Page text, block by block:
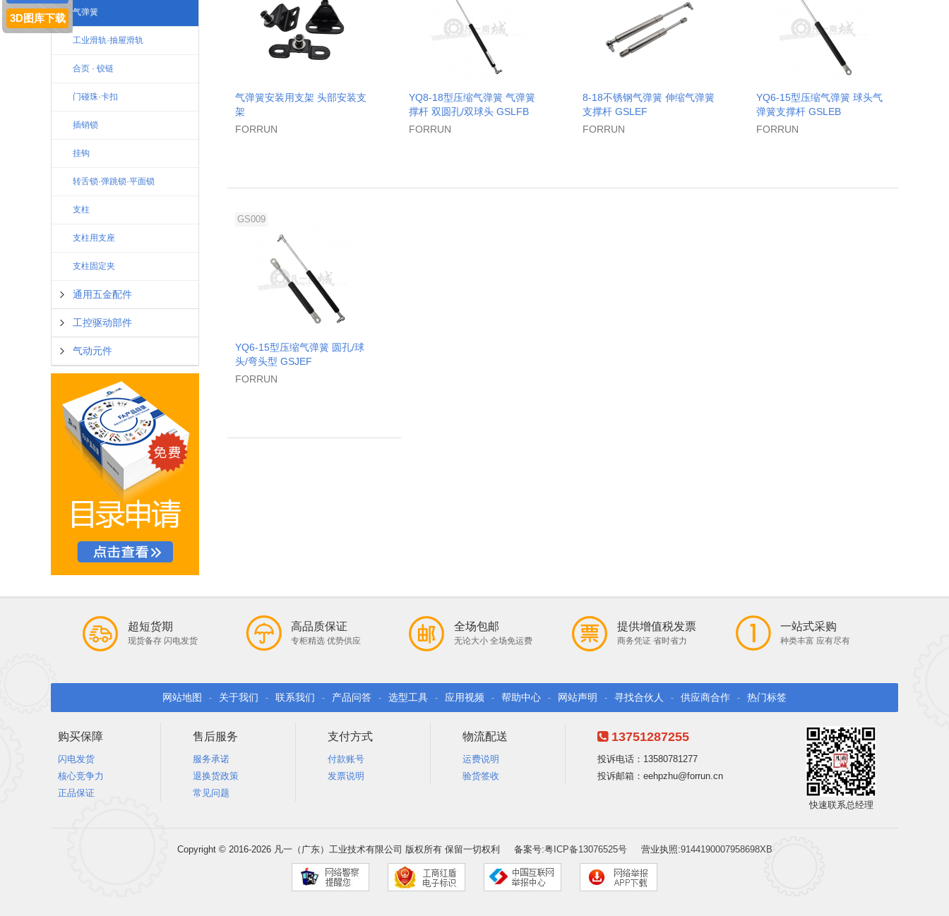
气弹簧
工业滑轨·抽屉滑轨
合页 · 铰链
门碰珠·卡扣
插销锁
挂钩
转舌锁·弹跳锁·平面锁
支柱
支柱用支座
支柱固定夹
通用五金配件
工控驱动部件
气动元件
气弹簧安装用支架 头部安装支
架
FORRUN
YQ8-18型压缩气弹簧 气弹簧
撑杆 双圆孔/双球头 GSLFB
FORRUN
8-18不锈钢气弹簧 伸缩气弹簧
支撑杆 GSLEF
FORRUN
YQ6-15型压缩气弹簧 球头气
弹簧支撑杆 GSLEB
FORRUN
GS009
YQ6-15型压缩气弹簧 圆孔/球
头/弯头型 GSJEF
FORRUN
超短货期
现货备存 闪电发货
高品质保证
专柜精选 优势供应
全场包邮
无论大小 全场免运费
提供增值税发票
商务凭证 省时省力
一站式采购
种类丰富 应有尽有
网站地图 - 关于我们 - 联系我们 - 产品问答 - 选型工具 - 应用视频 - 帮助中心 - 网站声明 - 寻找合伙人 - 供应商合作 - 热门标签
购买保障
闪电发货
核心竞争力
正品保证
售后服务
服务承诺
退换货政策
常见问题
支付方式
付款账号
发票说明
物流配送
运费说明
验货签收
13751287255
投诉电话：13580781277
投诉邮箱：eehpzhu@forrun.cn
快速联系总经理
Copyright © 2016-2026 凡一（广东）工业技术有限公司 版权所有 保留一切权利 备案号:粤ICP备13076525号营业执照:9144190007958698XB
3D图库下载